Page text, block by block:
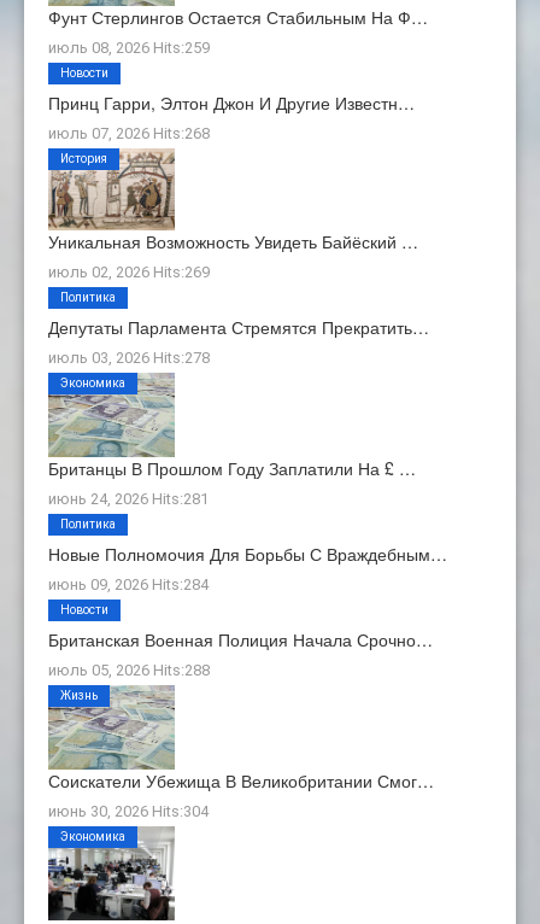
Фунт Стерлингов Остается Стабильным На Ф…
июль 08, 2026 Hits:259
Принц Гарри, Элтон Джон И Другие Известн…
июль 07, 2026 Hits:268
Новости
Уникальная Возможность Увидеть Байёский …
июль 02, 2026 Hits:269
История
Депутаты Парламента Стремятся Прекратить…
июль 03, 2026 Hits:278
Политика
Британцы В Прошлом Году Заплатили На £ …
июнь 24, 2026 Hits:281
Экономика
Новые Полномочия Для Борьбы С Враждебным…
июнь 09, 2026 Hits:284
Политика
Британская Военная Полиция Начала Срочно…
июль 05, 2026 Hits:288
Новости
Соискатели Убежища В Великобритании Смог…
июнь 30, 2026 Hits:304
Жизнь
Экономика